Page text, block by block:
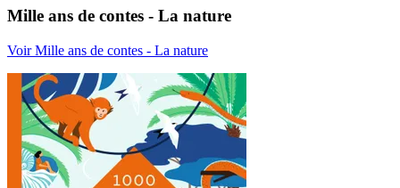
Mille ans de contes - La nature
Voir Mille ans de contes - La nature